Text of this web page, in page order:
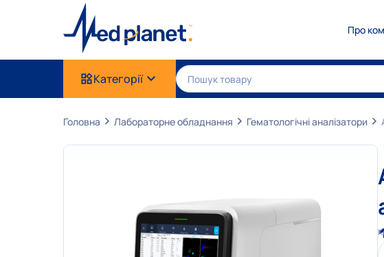
Про
Категорії
Головна Лабораторне обладнання Гематологічні аналізатори